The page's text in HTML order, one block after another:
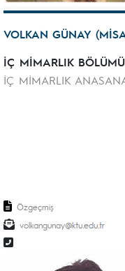
VOLKAN GÜNAY
İÇ MİMARLIK BÖLÜMÜ
İÇ MİMARLIK
Özgeçmiş
volkangunay